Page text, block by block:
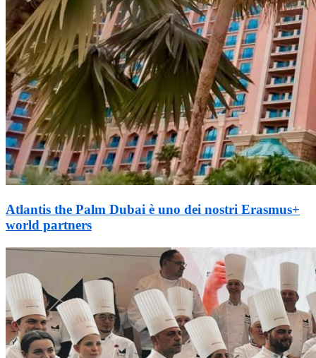
Atlantis the Palm Dubai è uno dei nostri Erasmus+
world partners